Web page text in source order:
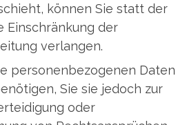
können Sie statt der
Einschränkung der
verlangen.
personenbezogenen Daten
Sie sie jedoch zur
oder